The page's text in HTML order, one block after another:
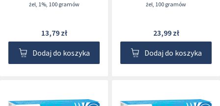
żel, 1%, 100 gramów
13,79 zł
Dodaj do koszyka
żel, 100 gramów
23,99 zł
Dodaj do koszyka